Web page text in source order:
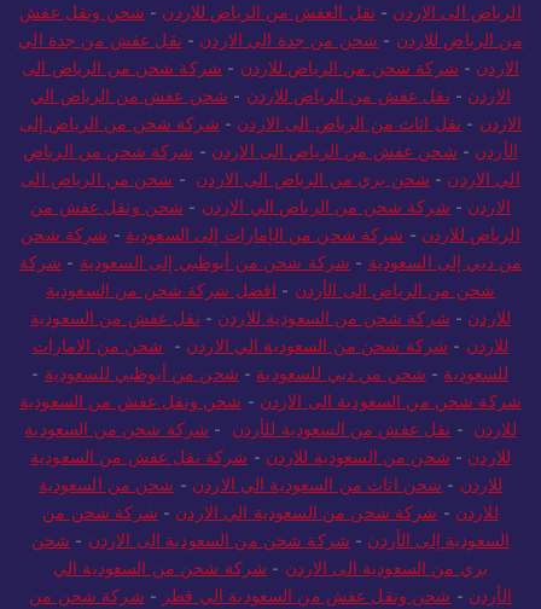
الرياض الى الاردن - نقل العفش من الرياض للاردن - شحن ونقل عفش
من الرياض للاردن - شحن من جدة الى الاردن - نقل عفش من جدة الي
الاردن - شركة شحن من الرياض للاردن - شركة شحن من الرياض الى
الاردن - نقل عفش من الرياض للاردن - شحن عفش من الرياض الي
الاردن - نقل اثاث من الرياض الى الاردن - شركة شحن من الرياض إلى
الأردن - شحن عفش من الرياض الى الاردن - شركة شحن من الرياض
الي الاردن - شحن بري من الرياض الى الاردن - شحن من الرياض الى
الاردن - شركة شحن من الرياض الي الاردن - شحن ونقل عفش من
الرياض للاردن - شركة شحن من الإمارات إلى السعودية - شركة شحن
من دبي إلى السعودية - شركة شحن من أبوظبي إلى السعودية - شركة
شحن من الرياض الى الأردن - افضل شركة شحن من السعودية
للاردن - شركة شحن من السعودية للاردن - نقل عفش من السعودية
للاردن - شركة شحن من السعودية الي الاردن - شحن من الامارات
للسعودية - شحن من دبي للسعودية - شحن من أبوظبي للسعودية -
شركة شحن من السعودية الى الاردن - شحن ونقل عفش من السعودية
للاردن - نقل عفش من السعودية للأردن - شركة شحن من السعودية
للاردن - شحن من السعودية للاردن - شركة نقل عفش من السعودية
للاردن - شحن اثاث من السعودية الي الاردن - شحن من السعودية
للاردن - شركة شحن من السعودية الي الاردن - شركة شحن من
السعودية إلى الأردن - شركة شحن من السعودية الى الاردن - شحن
بري من السعودية الى الاردن - شركة شحن من السعودية الي
الأردن - شحن ونقل عفش من السعودية الي قطر - شركة شحن من